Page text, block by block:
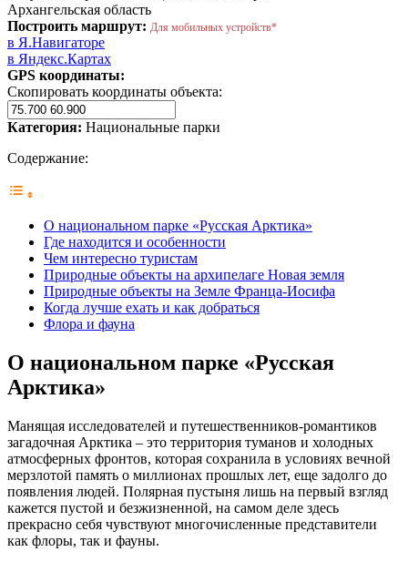
Архангельская область
Построить маршрут: Для мобильных устройств*
в Я.Навигаторе
в Яндекс.Картах
GPS координаты:
Скопировать координаты объекта:
Категория: Национальные парки
Содержание:
О национальном парке «Русская Арктика»
Где находится и особенности
Чем интересно туристам
Природные объекты на архипелаге Новая земля
Природные объекты на Земле Франца-Иосифа
Когда лучше ехать и как добраться
Флора и фауна
О национальном парке «Русская
Арктика»
Манящая исследователей и путешественников-романтиков
загадочная Арктика – это территория туманов и холодных
атмосферных фронтов, которая сохранила в условиях вечной
мерзлотой память о миллионах прошлых лет, еще задолго до
появления людей. Полярная пустыня лишь на первый взгляд
кажется пустой и безжизненной, на самом деле здесь
прекрасно себя чувствуют многочисленные представители
как флоры, так и фауны.